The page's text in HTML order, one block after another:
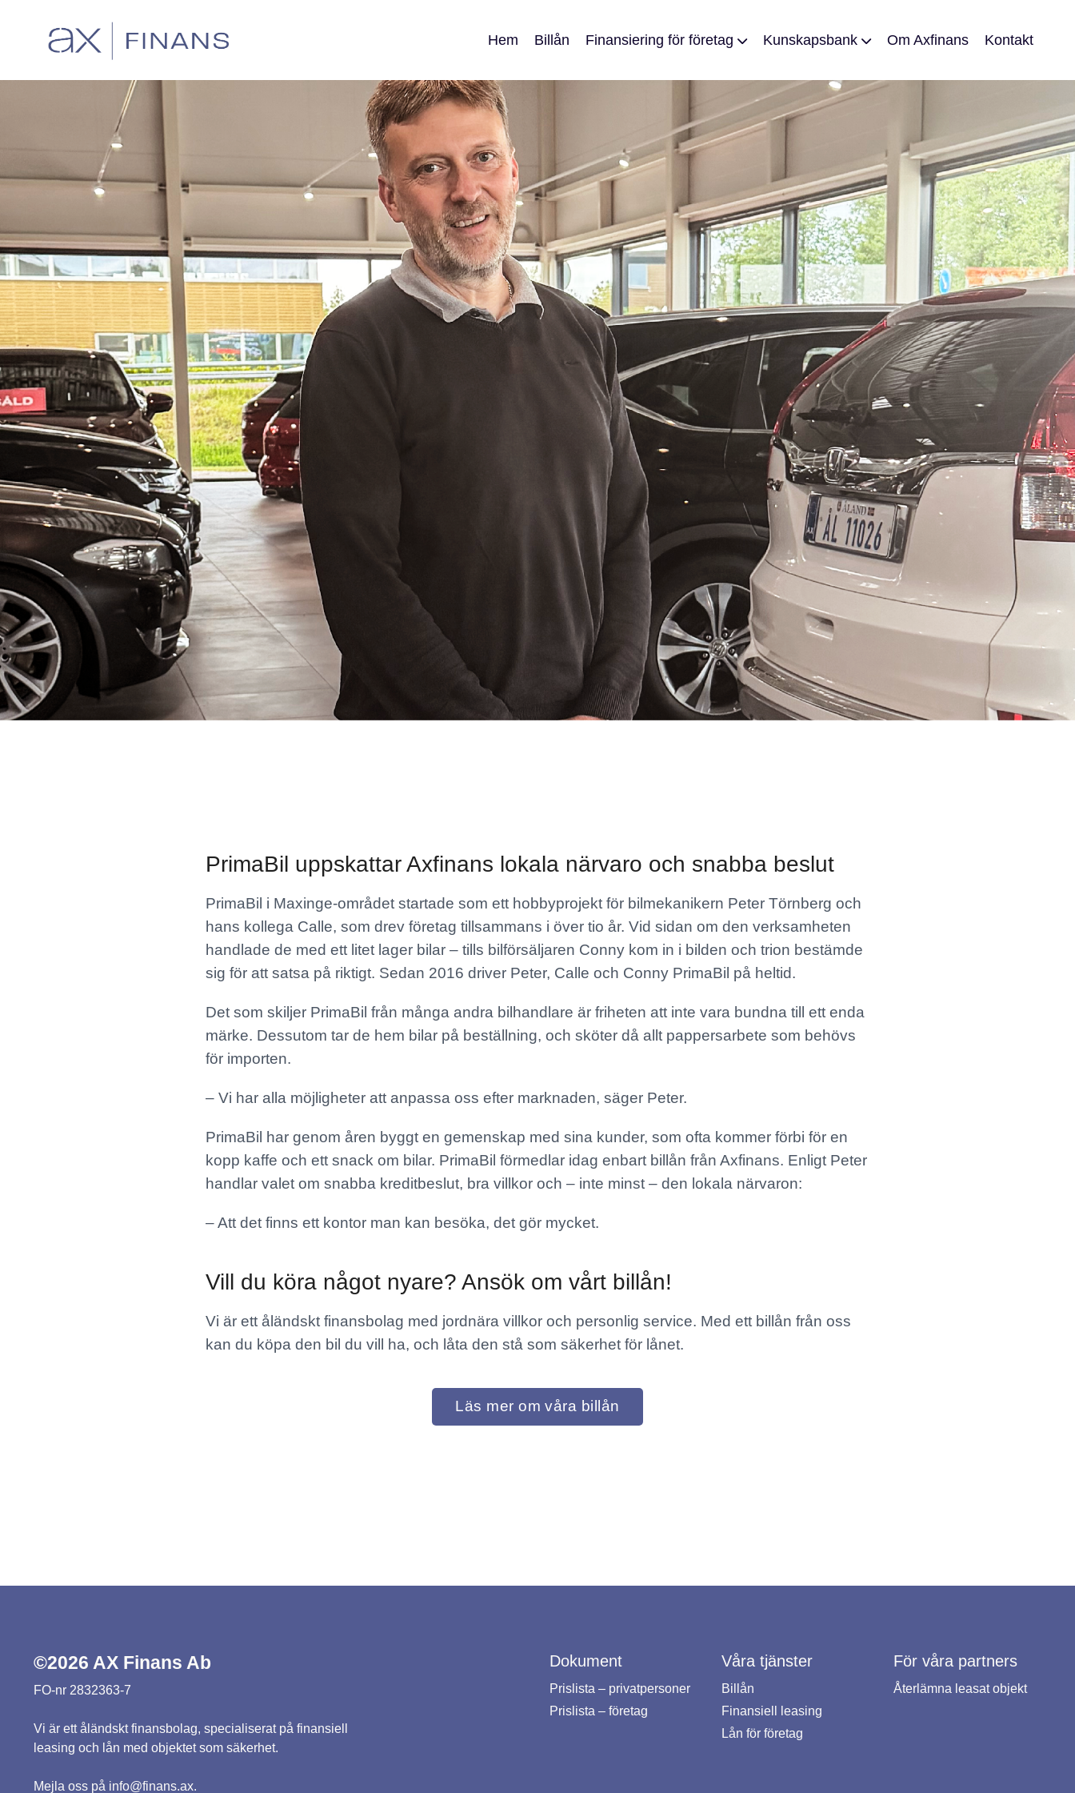
Hem Billån Finansiering för företag
Avbetalningslån för företag
Kundcase och tips
Kunskapsbank
Leasingparlör
Import av bil från fastlandet
Import av bil från Sverige
Om Axfinans Kontakt
PrimaBil uppskattar Axfinans lokala närvaro och snabba beslut
PrimaBil i Maxinge-området startade som ett hobbyprojekt för bilmekanikern Peter Törnberg och
hans kollega Calle, som drev företag tillsammans i över tio år. Vid sidan om den verksamheten
handlade de med ett litet lager bilar – tills bilförsäljaren Conny kom in i bilden och trion bestämde
sig för att satsa på riktigt. Sedan 2016 driver Peter, Calle och Conny PrimaBil på heltid.
Det som skiljer PrimaBil från många andra bilhandlare är friheten att inte vara bundna till ett enda
märke. Dessutom tar de hem bilar på beställning, och sköter då allt pappersarbete som behövs
för importen.
– Vi har alla möjligheter att anpassa oss efter marknaden, säger Peter.
PrimaBil har genom åren byggt en gemenskap med sina kunder, som ofta kommer förbi för en
kopp kaffe och ett snack om bilar. PrimaBil förmedlar idag enbart billån från Axfinans. Enligt Peter
handlar valet om snabba kreditbeslut, bra villkor och – inte minst – den lokala närvaron:
– Att det finns ett kontor man kan besöka, det gör mycket.
Vill du köra något nyare? Ansök om vårt billån!
Vi är ett åländskt finansbolag med jordnära villkor och personlig service. Med ett billån från oss
kan du köpa den bil du vill ha, och låta den stå som säkerhet för lånet.
Läs mer om våra billån
©2026 AX Finans Ab
FO-nr 2832363-7
Vi är ett åländskt finansbolag, specialiserat på finansiell
leasing och lån med objektet som säkerhet.
Mejla oss på info@finans.ax.
Dokument
Prislista – privatpersoner
Prislista – företag
Våra tjänster
Billån
Finansiell leasing
Lån för företag
För våra partners
Återlämna leasat objekt